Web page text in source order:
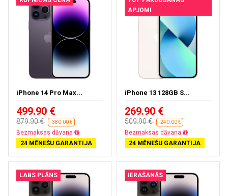
iPhone 14 Pro Max...
499.90 €
879.90 € -380.00 €
Bezmaksas dāvana
24 MĒNEŠU GARANTIJA
APJOMI
iPhone 13 128GB S...
269.90 €
509.90 € -240.00 €
Bezmaksas dāvana
24 MĒNEŠU GARANTIJA
LABS PLĀNS IERAŠANĀS